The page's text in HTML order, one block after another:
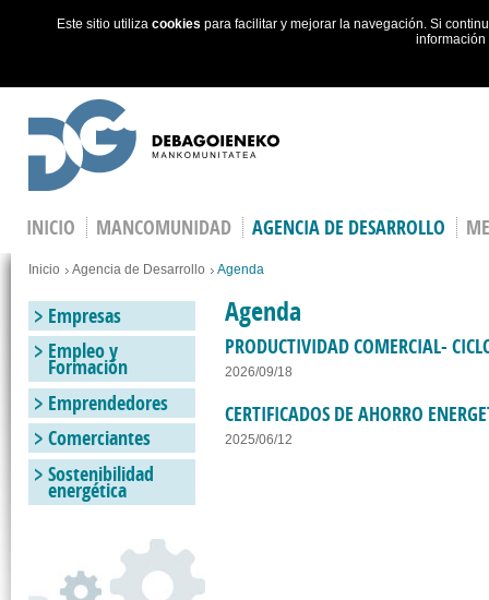
Este sitio utiliza cookies para facilitar y mejorar la navegación. Si
INICIO MANCOMUNIDAD AGENCIA DE DESARROLLO
Estás en
Inicio Agencia de Desarrollo Agenda
Agenda
PRODUCTIVIDAD COMERCIAL-
2026/09/18
CERTIFICADOS DE AHORRO
2025/06/12
Empresas
Empleo y
Formación
Emprendedores
Comerciantes
Sostenibilidad
energética